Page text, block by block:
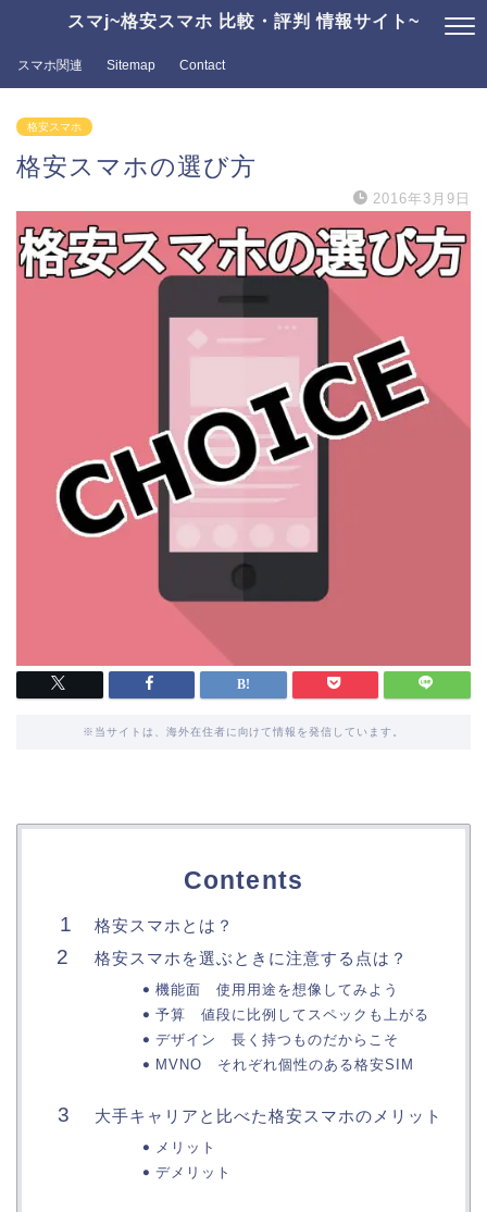
スマj~格安スマホ 比較・評判 情報サイト~
スマホ関連 Sitemap Contact
格安スマホ
格安スマホの選び方
2016年3月9日
※当サイトは、海外在住者に向けて情報を発信しています。
Contents
格安スマホとは？
格安スマホを選ぶときに注意する点は？
機能面 使用用途を想像してみよう
予算 値段に比例してスペックも上がる
デザイン 長く持つものだからこそ
MVNO それぞれ個性のある格安SIM
大手キャリアと比べた格安スマホのメリット
メリット
デメリット